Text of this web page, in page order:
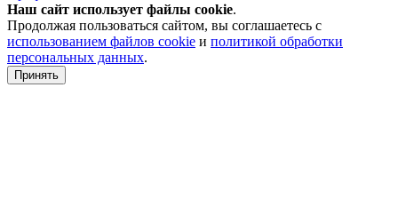
Наш сайт использует файлы cookie.
Продолжая пользоваться сайтом, вы соглашаетесь с
использованием файлов cookie и политикой обработки
персональных данных.
Принять